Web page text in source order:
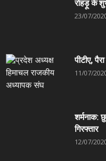
रोहड़ू के
23/07/
पीटीए,
11/07/
शर्मनाक:
गिरफ्तार
12/07/